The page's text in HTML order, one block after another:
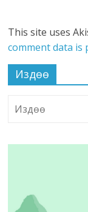
This site uses
comment data is
Издөө